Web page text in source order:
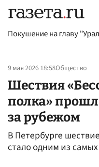
Покушение на главу
9 мая 2026 18:58Общество
Шествия
полка»
за рубежом
В Петербурге
стало одним из